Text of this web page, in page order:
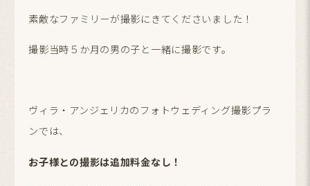
素敵なファミリーが撮影にきてくださいました！
撮影当時５か月の男の子と一緒に撮影です。
ヴィラ・アンジェリカのフォトウェディング撮影プラ
ンでは、
お子様との撮影は追加料金なし！